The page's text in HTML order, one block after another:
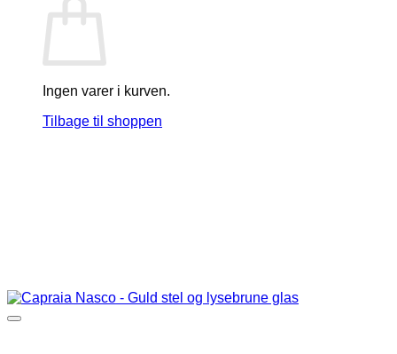
Ingen varer i kurven.
Tilbage til shoppen